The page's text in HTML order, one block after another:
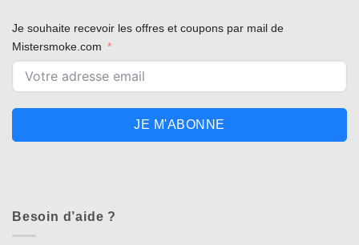
Je souhaite recevoir les offres et coupons par mail de
Mistersmoke.com
JE M'ABONNE
Besoin d’aide ?